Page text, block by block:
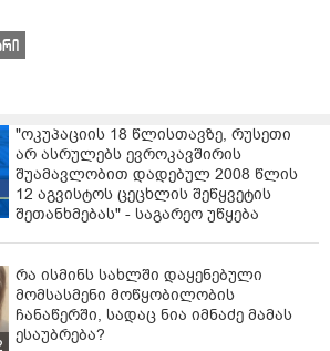
"ოკუპაციის 18 წლისთავზე, რუსეთი
არ ასრულებს ევროკავშირის
შუამავლობით დადებულ 2008 წლის
12 აგვისტოს ცეცხლის შეწყვეტის
შეთანხმებას" - საგარეო უწყება
რა ისმინს სახლში დაყენებული
მომსასმენი მოწყობილობის
ჩანაწერში, სადაც ნია იმნაძე მამას
ესაუბრება?